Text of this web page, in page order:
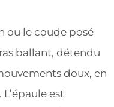
ou le coude posé
ballant, détendu
doux, en
est